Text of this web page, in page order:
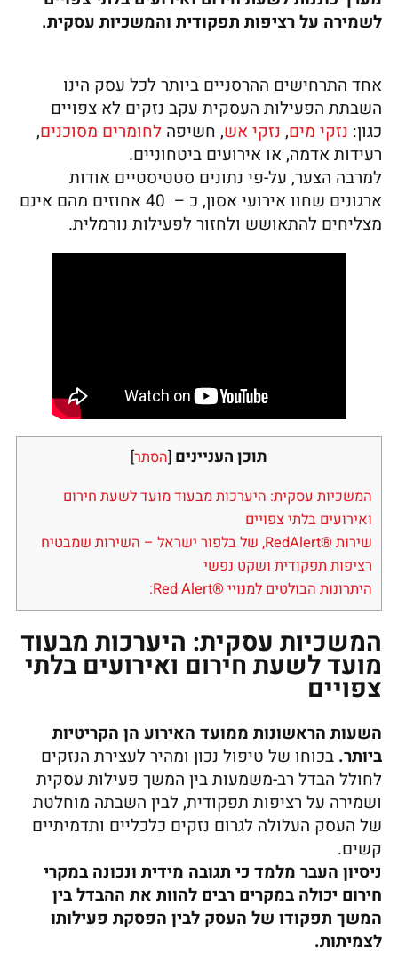
לשמירה על רציפות תפקודית והמשכיות עסקית.
אחד התרחישים ההרסניים ביותר לכל עסק הינו
השבתת הפעילות העסקית עקב נזקים לא צפויים
כגון: נזקי מים, נזקי אש, חשיפה לחומרים מסוכנים,
רעידות אדמה, או אירועים ביטחוניים.
למרבה הצער, על-פי נתונים סטטיסטיים אודות
ארגונים שחוו אירועי אסון, כ – 40 אחוזים מהם אינם
מצליחים להתאושש ולחזור לפעילות נורמלית.
תוכן העניינים [הסתר]
המשכיות עסקית: היערכות מבעוד מועד לשעת חירום
ואירועים בלתי צפויים
שירות ®RedAlert, של בלפור ישראל – השירות שמבטיח
רציפות תפקודית ושקט נפשי
היתרונות הבולטים למנויי ®Red Alert:
המשכיות עסקית: היערכות מבעוד
מועד לשעת חירום ואירועים בלתי
צפויים
השעות הראשונות ממועד האירוע הן הקריטיות
ביותר. בכוחו של טיפול נכון ומהיר לעצירת הנזקים
לחולל הבדל רב-משמעות בין המשך פעילות עסקית
ושמירה על רציפות תפקודית, לבין השבתה מוחלטת
של העסק העלולה לגרום נזקים כלכליים ותדמיתיים
קשים.
ניסיון העבר מלמד כי תגובה מידית ונכונה במקרי
חירום יכולה במקרים רבים להוות את ההבדל בין
המשך תפקודו של העסק לבין הפסקת פעילותו
לצמיתות.